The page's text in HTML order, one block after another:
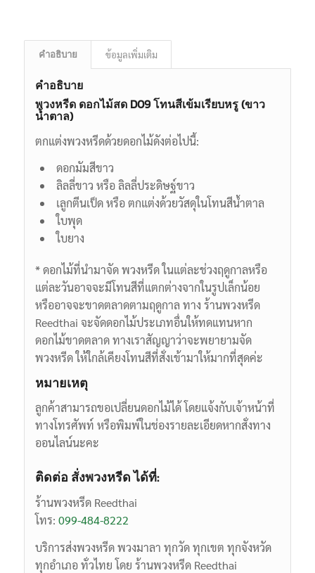
คำอธิบาย ข้อมูลเพิ่มเติม
คำอธิบาย
พวงหรีด ดอกไม้สด D09 โทนสีเข้มเรียบหรู (ขาว
น้ำตาล)
ตกแต่งพวงหรีดด้วยดอกไม้ดังต่อไปนี้:
ดอกมัมสีขาว
ลิลลี่ขาว หรือ ลิลลี่ประดิษฐ์ขาว
เลูกตีนเป็ด หรือ ตกแต่งด้วยวัสดุในโทนสีน้ำตาล
ใบพุด
ใบยาง
* ดอกไม้ที่นำมาจัด พวงหรีด ในแต่ละช่วงฤดูกาลหรือ
แต่ละวันอาจจะมีโทนสีที่แตกต่างจากในรูปเล็กน้อย
หรืออาจจะขาดตลาดตามฤดูกาล ทาง ร้านพวงหรีด
Reedthai จะจัดดอกไม้ประเภทอื่นให้ทดแทนหาก
ดอกไม้ขาดตลาด ทางเราสัญญาว่าจะพยายามจัด
พวงหรีด ให้ใกล้เคียงโทนสีที่สั่งเข้ามาให้มากที่สุดค่ะ
หมายเหตุ
ลูกค้าสามารถขอเปลี่ยนดอกไม้ได้ โดยแจ้งกับเจ้าหน้าที่
ทางโทรศัพท์ หรือพิมพ์ในช่องรายละเอียดหากสั่งทาง
ออนไลน์นะคะ
ติดต่อ สั่งพวงหรีด ได้ที่:
ร้านพวงหรีด Reedthai
โทร: 099-484-8222
บริการส่งพวงหรีด พวงมาลา ทุกวัด ทุกเขต ทุกจังหวัด
ทุกอำเภอ ทั่วไทย โดย ร้านพวงหรีด Reedthai